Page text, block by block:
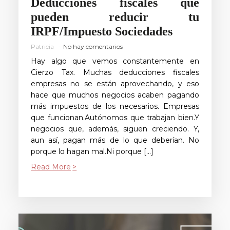
pueden reducir tu
IRPF/Impuesto Sociedades
Patricia No hay comentarios
Hay algo que vemos constantemente en
Cierzo Tax. Muchas deducciones fiscales
empresas no se están aprovechando, y eso
hace que muchos negocios acaben pagando
más impuestos de los necesarios. Empresas
que funcionan.Autónomos que trabajan bien.Y
negocios que, además, siguen creciendo. Y,
aun así, pagan más de lo que deberían. No
porque lo hagan mal.Ni porque […]
Read More